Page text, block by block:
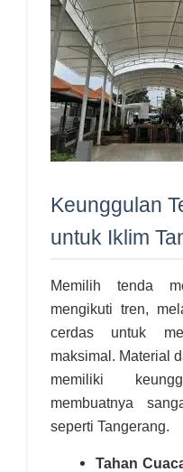
Keunggulan
untuk Iklim
Memilih tenda
mengikuti tren,
cerdas untuk
maksimal. Material
memiliki
membuatnya
seperti Tangerang.
Tahan